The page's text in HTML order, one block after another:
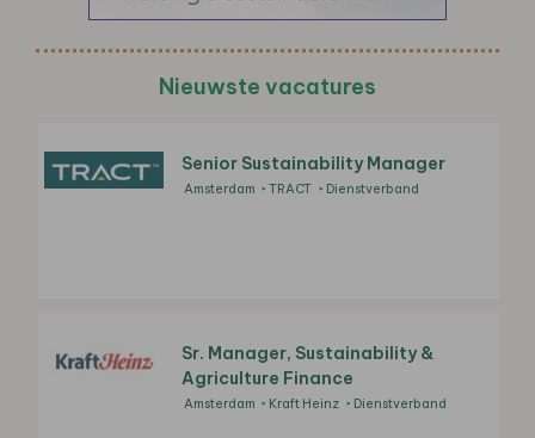
Nieuwste vacatures
Senior Sustainability Manager
Amsterdam TRACT Dienstverband
Sr. Manager, Sustainability &
Agriculture Finance
Amsterdam Kraft Heinz Dienstverband